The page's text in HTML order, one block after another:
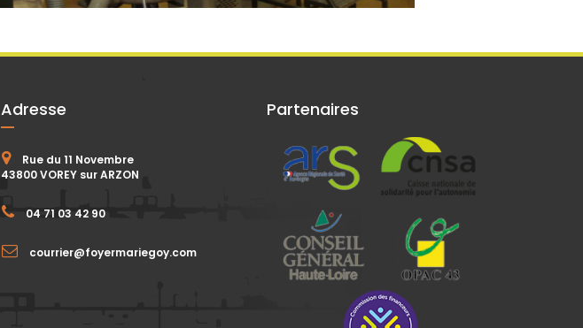
Adresse
Rue du 11 Novembre
43800 VOREY sur ARZON
04 71 03 42 90
courrier@foyermariegoy.com
Partenaires